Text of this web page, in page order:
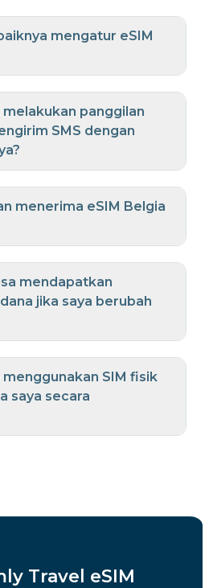
mengatur eSIM
panggilan
SMS dengan
menerima eSIM Belgia
mendapatkan
jika saya berubah
SIM fisik
saya secara
Travel eSIM